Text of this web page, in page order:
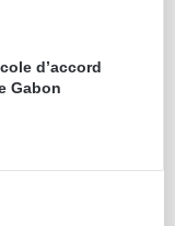
d’accord
Gabon